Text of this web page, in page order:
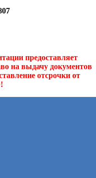
предоставляет
на выдачу документов
отсрочки от